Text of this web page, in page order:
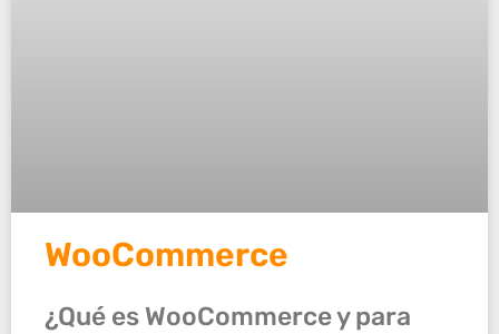
WooCommerce
¿Qué es WooCommerce y para